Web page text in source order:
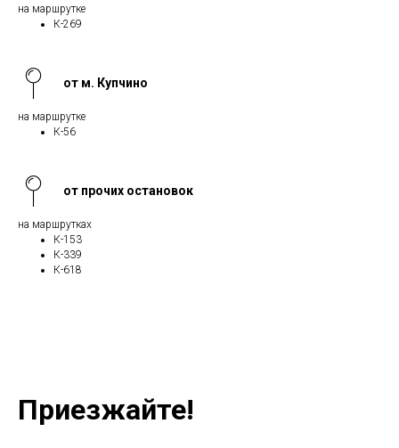
на маршрутке
К-269
от м. Купчино
на маршрутке
К-56
от прочих остановок
на маршрутках
К-153
К-339
К-618
Приезжайте!